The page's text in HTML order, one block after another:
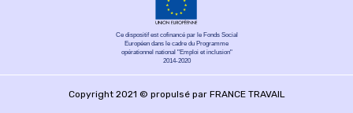
Ce dispositif est cofinancé par le Fonds Social
Européen dans le cadre du Programme
opérationnel national "Emploi et inclusion"
2014-2020
Copyright 2021 © propulsé par FRANCE TRAVAIL